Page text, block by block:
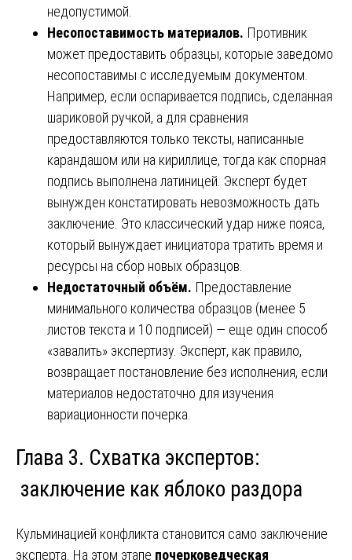
недопустимой.
Несопоставимость материалов. Противник
может предоставить образцы, которые заведомо
несопоставимы с исследуемым документом.
Например, если оспаривается подпись, сделанная
шариковой ручкой, а для сравнения
предоставляются только тексты, написанные
карандашом или на кириллице, тогда как спорная
подпись выполнена латиницей. Эксперт будет
вынужден констатировать невозможность дать
заключение. Это классический удар ниже пояса,
который вынуждает инициатора тратить время и
ресурсы на сбор новых образцов.
Недостаточный объём. Предоставление
минимального количества образцов (менее 5
листов текста и 10 подписей) — еще один способ
«завалить» экспертизу. Эксперт, как правило,
возвращает постановление без исполнения, если
материалов недостаточно для изучения
вариационности почерка.
Глава 3. Схватка экспертов:
заключение как яблоко раздора
Кульминацией конфликта становится само заключение
эксперта. На этом этапе почерковедческая